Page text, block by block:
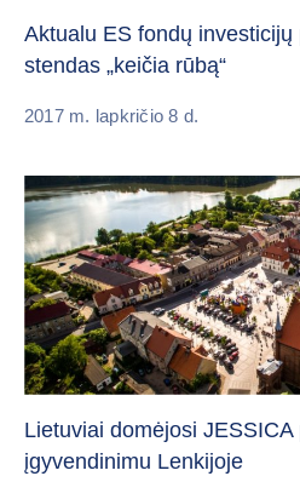
Aktualu ES fondų
stendas „keičia rūbą“
2017 m. lapkričio 8 d.
Lietuviai domėjosi JESSICA
įgyvendinimu Lenkijoje